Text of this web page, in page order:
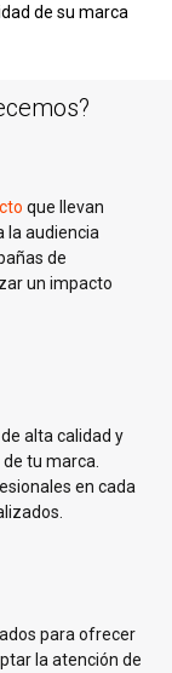
de su marca
que llevan
la audiencia
de
un impacto
alta calidad y
tu marca.
en cada
para ofrecer
la atención de